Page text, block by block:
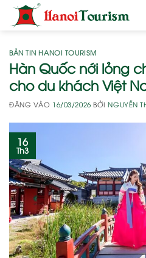
qua
dungBẢN TIN HANOI TOURISM
Hàn Quốc nới lỏng
cho du khách Việt
ĐĂNG VÀO 16/03/2026 BỞINGUYỄN
16
Th3